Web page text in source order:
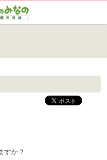
等の最新情報や観光協会会員情報
すか？